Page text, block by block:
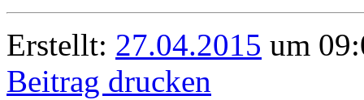
Erstellt: 27.04.2015 um
Beitrag drucken